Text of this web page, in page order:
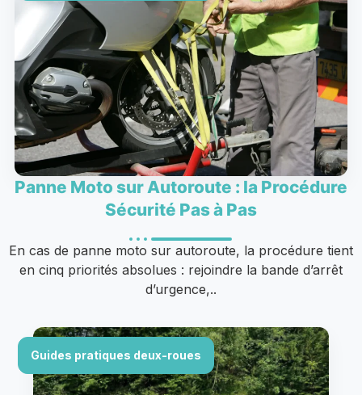
Panne Moto sur Autoroute : la Procédure
Sécurité Pas à Pas
En cas de panne moto sur autoroute, la procédure tient
en cinq priorités absolues : rejoindre la bande d’arrêt
d’urgence,..
Guides pratiques deux-roues